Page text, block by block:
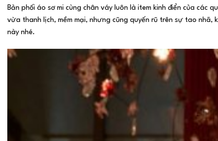
Bản phối áo sơ mi cùng chân váy luôn là item kinh điển của các
vừa thanh lịch, mềm mại, nhưng cũng quyến rũ trên sự tao
này nhé.